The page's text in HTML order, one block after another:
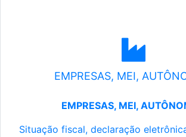
EMPRESAS, MEI,
EMPRESAS, MEI,
Situação fiscal, declaração